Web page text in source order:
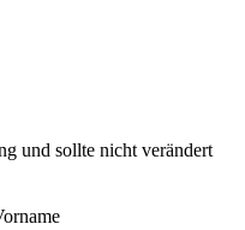
und sollte nicht verändert